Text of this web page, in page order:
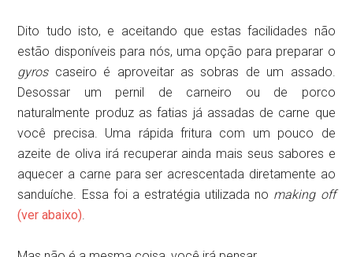
Dito tudo isto, e aceitando que estas facilidades não
estão disponíveis para nós, uma opção para preparar o
gyroscaseiro é aproveitar as sobras de um assado.
Desossar um pernil de carneiro ou de porco
naturalmente produz as fatias já assadas de carne que
você precisa. Uma rápida fritura com um pouco de
azeite de oliva irá recuperar ainda mais seus sabores e
aquecer a carne para ser acrescentada diretamente ao
sanduíche. Essa foi a estratégia utilizada no making off
(ver abaixo).